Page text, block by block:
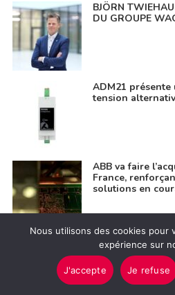
BJÖRN
DU GROUPE
ADM21 présente
tension
ABB va faire
France,
solutions en
Qair et
la sécurité et la
installations
Nous utilisons des cookies pour
expérience sur
J'accepte Je refuse